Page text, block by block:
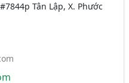
Tân Lập, X. Phước